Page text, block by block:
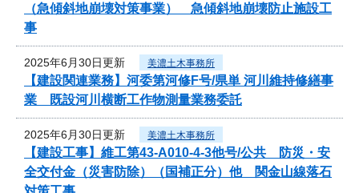
（急傾斜地崩壊対策事業） 急傾斜地崩壊防止施設工
事
2025年6月30日更新 美濃土木事務所
【建設関連業務】河委第河修F号/県単 河川維持修繕事
業 既設河川横断工作物測量業務委託
2025年6月30日更新 美濃土木事務所
【建設工事】維工第43-A010-4-3他号/公共 防災・安
全交付金（災害防除）（国補正分）他 関金山線落石